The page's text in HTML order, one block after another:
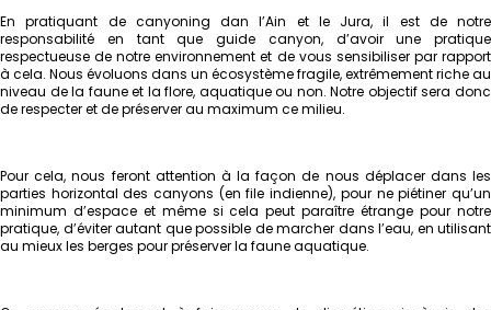
En pratiquant de canyoning dan l’Ain et le Jura, il est de notre
responsabilité en tant que guide canyon, d’avoir une pratique
respectueuse de notre environnement et de vous sensibiliser par rapport
à cela. Nous évoluons dans un écosystème fragile, extrêmement riche au
niveau de la faune et la flore, aquatique ou non. Notre objectif sera donc
de respecter et de préserver au maximum ce milieu.
Pour cela, nous feront attention à la façon de nous déplacer dans les
parties horizontal des canyons (en file indienne), pour ne piétiner qu’un
minimum d’espace et même si cela peut paraître étrange pour notre
pratique, d’éviter autant que possible de marcher dans l’eau, en utilisant
au mieux les berges pour préserver la faune aquatique.